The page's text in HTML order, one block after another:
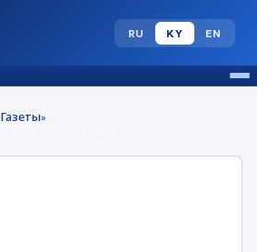
RU KY EN
Газеты»